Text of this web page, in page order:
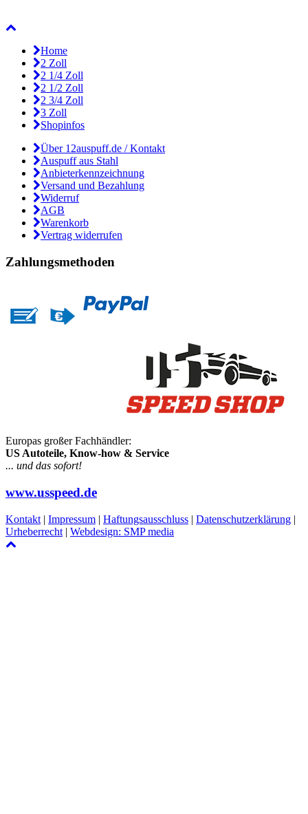
Home
2 Zoll
2 1/4 Zoll
2 1/2 Zoll
2 3/4 Zoll
3 Zoll
Shopinfos
Über 12auspuff.de / Kontakt
Auspuff aus Stahl
Anbieterkennzeichnung
Versand und Bezahlung
Widerruf
AGB
Warenkorb
Vertrag widerrufen
Zahlungsmethoden
Europas großer Fachhändler:
US Autoteile, Know-how & Service
... und das sofort!
www.usspeed.de
Kontakt | Impressum | Haftungsausschluss | Datenschutzerklärung |
Urheberrecht | Webdesign: SMP media